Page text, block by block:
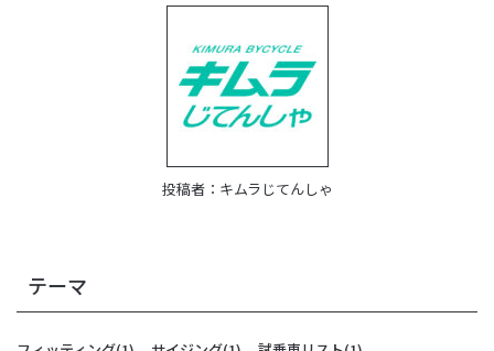
投稿者： キムラじてんしゃ
テーマ